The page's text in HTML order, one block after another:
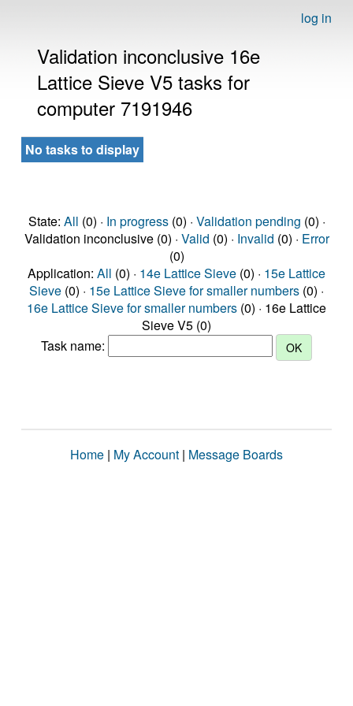
log in
Validation inconclusive 16e
Lattice Sieve V5 tasks for
computer 7191946
No tasks to display
State: All (0) · In progress(0) · Validation pending (0) ·
Validation inconclusive (0) · Valid (0) · Invalid (0) · Error
(0)
Application: All (0) · 14e Lattice Sieve (0) · 15e Lattice
Sieve (0) · 15e Lattice Sieve for smaller numbers (0) ·
16e Lattice Sieve for smaller numbers (0) · 16e Lattice
Sieve V5 (0)
Task name:
Home | My Account | Message Boards